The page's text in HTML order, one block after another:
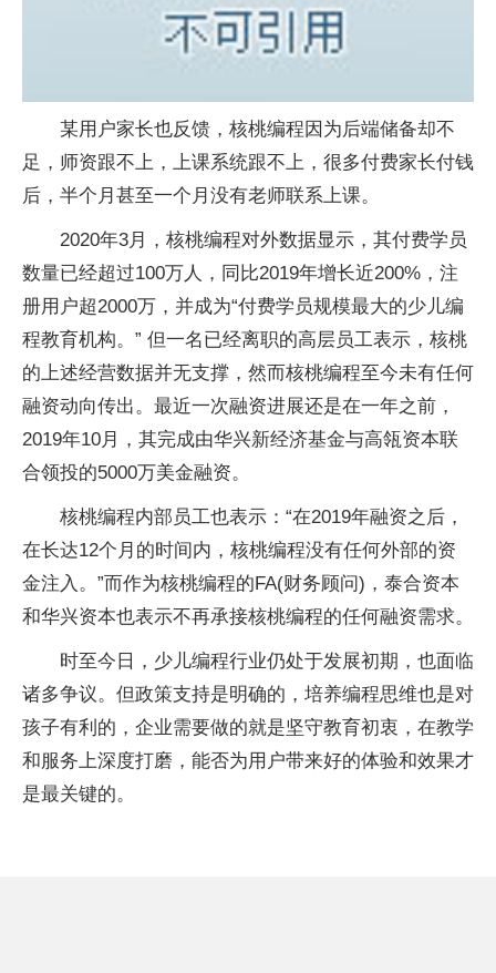
某用户家长也反馈，核桃编程因为后端储备却不
足，师资跟不上，上课系统跟不上，很多付费家长付钱
后，半个月甚至一个月没有老师联系上课。
2020年3月，核桃编程对外数据显示，其付费学员
数量已经超过100万人，同比2019年增长近200%，注
册用户超2000万，并成为“付费学员规模最大的少儿编
程教育机构。” 但一名已经离职的高层员工表示，核桃
的上述经营数据并无支撑，然而核桃编程至今未有任何
融资动向传出。最近一次融资进展还是在一年之前，
2019年10月，其完成由华兴新经济基金与高瓴资本联
合领投的5000万美金融资。
核桃编程内部员工也表示：“在2019年融资之后，
在长达12个月的时间内，核桃编程没有任何外部的资
金注入。”而作为核桃编程的FA(财务顾问)，泰合资本
和华兴资本也表示不再承接核桃编程的任何融资需求。
时至今日，少儿编程行业仍处于发展初期，也面临
诸多争议。但政策支持是明确的，培养编程思维也是对
孩子有利的，企业需要做的就是坚守教育初衷，在教学
和服务上深度打磨，能否为用户带来好的体验和效果才
是最关键的。